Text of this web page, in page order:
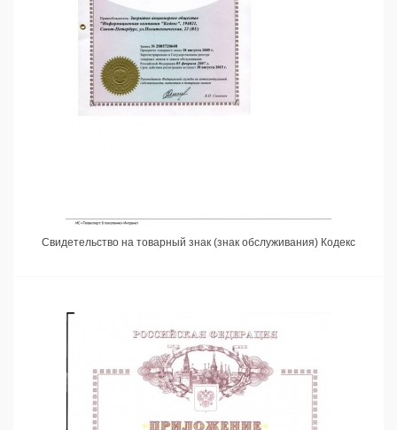
Свидетельство на товарный знак (знак обслуживания) Кодекс